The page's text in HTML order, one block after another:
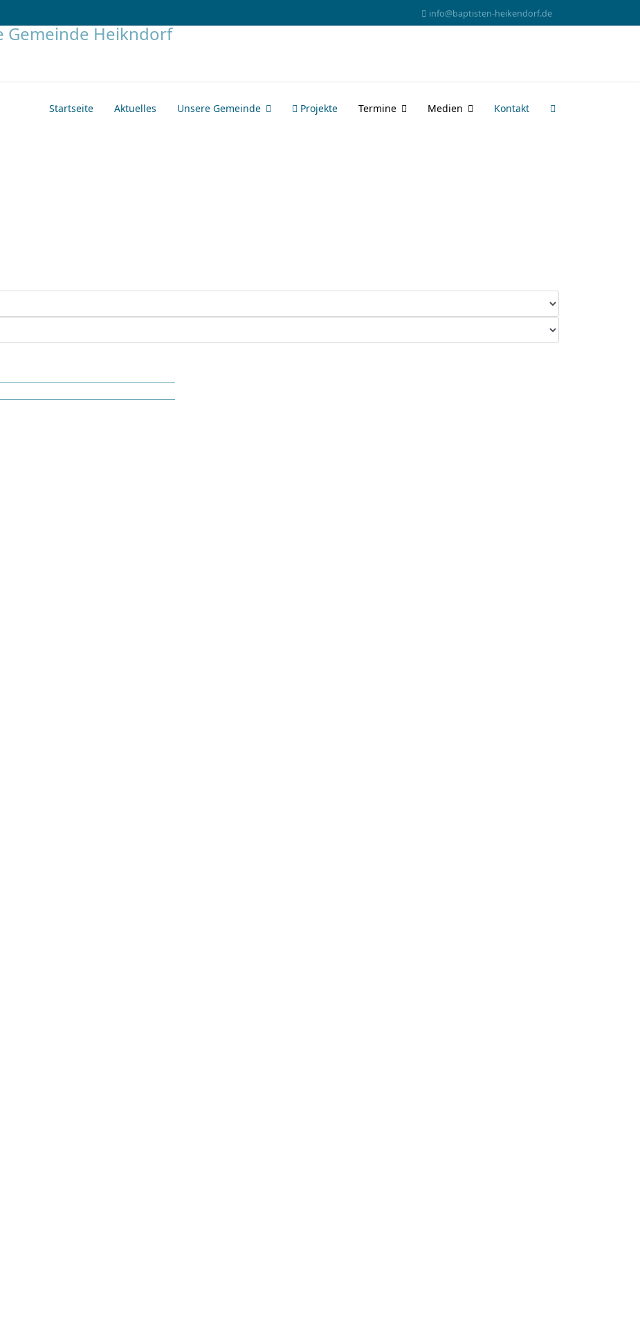
info@baptisten-heikendorf.de
Startseite Aktuelles Unsere Gemeinde Projekte Termine Medien Kontakt